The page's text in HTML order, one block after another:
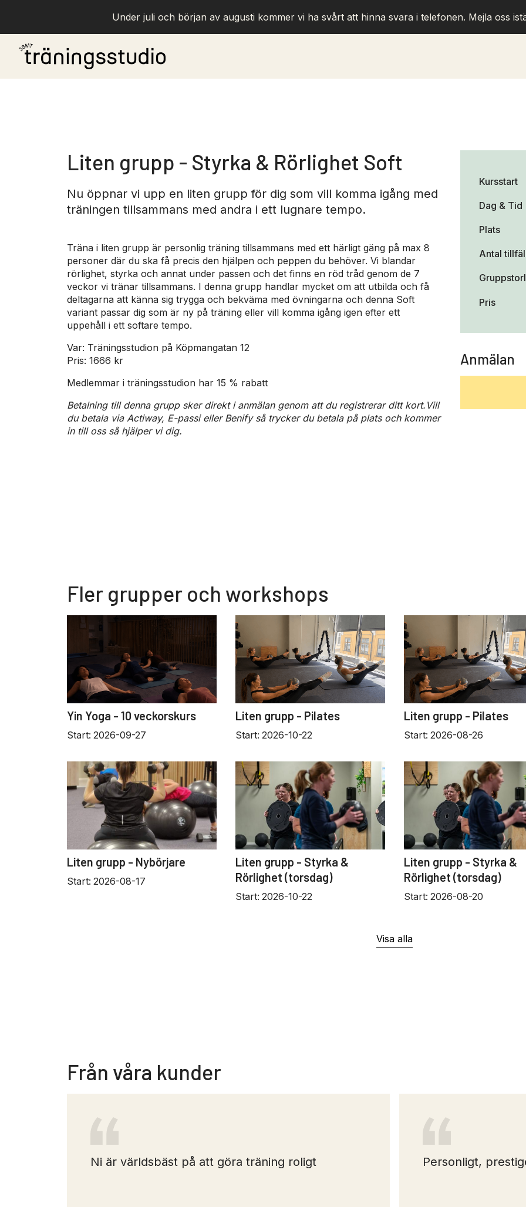
Liten grupp - Styrka & Rörlighet Soft
Nu öppnar vi upp en liten grupp för dig som vill komma igång med
träningen tillsammans med andra i ett lugnare tempo.
Träna i liten grupp är personlig träning tillsammans med ett härligt gäng på max 8
personer där du ska få precis den hjälpen och peppen du behöver. Vi blandar
rörlighet, styrka och annat under passen och det finns en röd tråd genom de 7
veckor vi tränar tillsammans. I denna grupp handlar mycket om att utbilda och få
deltagarna att känna sig trygga och bekväma med övningarna och denna Soft
variant passar dig som är ny på träning eller vill komma igång igen efter ett
uppehåll i ett softare tempo.
Var: Träningsstudion på Köpmangatan 12
Pris: 1666 kr
Medlemmar i träningsstudion har 15 % rabatt
Betalning till denna grupp sker direkt i anmälan genom att du registrerar ditt kort.Vill
du betala via Actiway, E-passi eller Benify så trycker du betala på plats och kommer
in till oss så hjälper vi dig.
Kursstart
Dag & Tid
Plats
Antal
Pris
Anmälan
Under juli och början av augusti kommer vi ha svårt att hinna svara i telefonen. Mejla oss
Fler grupper och workshops
Yin Yoga - 10 veckorskurs
Start: 2026-09-27
Liten grupp - Pilates
Start: 2026-10-22
Liten grupp - Pilates
Start: 2026-08-26
Liten grupp - Nybörjare
Start: 2026-08-17
Liten grupp - Styrka &
Rörlighet (torsdag)
Start: 2026-10-22
Liten grupp - Styrka &
Rörlighet (torsdag)
Start: 2026-08-20
Visa alla
Från våra kunder
Ni är världsbäst på att göra träning roligt Personligt,